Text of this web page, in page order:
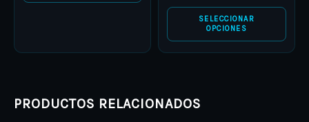
SELECCIONAR
OPCIONES
product
PRODUCTOS RELACIONADOS